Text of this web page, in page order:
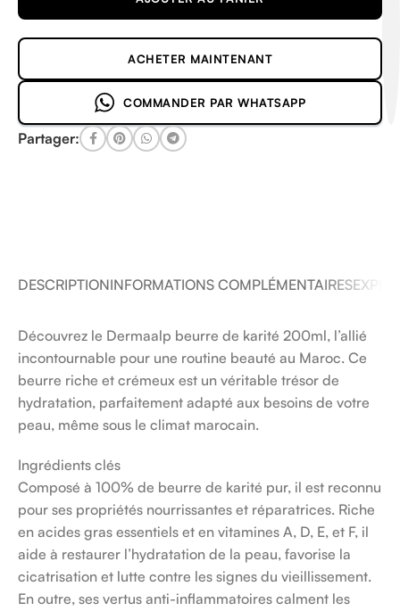
ACHETER MAINTENANT
COMMANDER PAR WHATSAPP
Partager:
DESCRIPTIONINFORMATIONS COMPLÉMENTAIRES
Découvrez le Dermaalp beurre de karité 200ml, l’allié
incontournable pour une routine beauté au Maroc. Ce
beurre riche et crémeux est un véritable trésor de
hydratation, parfaitement adapté aux besoins de votre
peau, même sous le climat marocain.
Ingrédients clés
Composé à 100% de beurre de karité pur, il est reconnu
pour ses propriétés nourrissantes et réparatrices. Riche
en acides gras essentiels et en vitamines A, D, E, et F, il
aide à restaurer l’hydratation de la peau, favorise la
cicatrisation et lutte contre les signes du vieillissement.
En outre, ses vertus anti-inflammatoires calment les